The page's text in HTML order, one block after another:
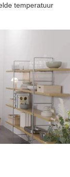
temperatuur